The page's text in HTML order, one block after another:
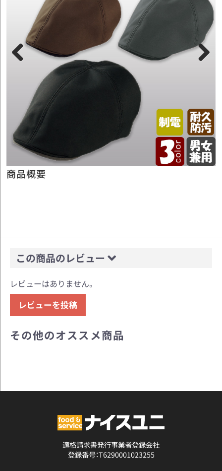
商品概要
Previous
この商品のレビュー
レビューはありません。
レビューを投稿
その他のオススメ商品
適格請求書発行事業者登録会社
登録番号：T6290001023255